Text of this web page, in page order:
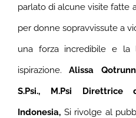
parlato di alcune visite fatte
per donne sopravvissute a
una forza incredibile e
ispirazione.Alissa
S.Psi., M.Psi Direttrice
Indonesia, Si rivolge al